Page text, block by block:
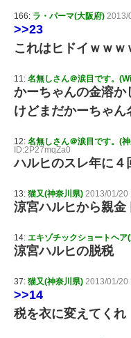
166: ラ・パーマ(大阪府) 2013/
>>23
これはヒドイｗｗｗ
11: 名無しさん＠涙目です。
かーちゃんの金溶か
けどまだかーちゃん
12: 名無しさん＠涙目です。(
ID:2P27mqZa0
ハルヒのスレ年に４
13: 猫又(神奈川県) 2013/01/20
涼宮ハルヒから親金
14: エキゾチックショートヘア
涼宮ハルヒの脱税
37: 猫又(神奈川県) 2013/01/20
>>14
税を衣に変えてくれ